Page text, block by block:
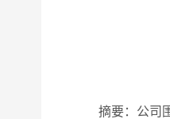
摘要：公司围